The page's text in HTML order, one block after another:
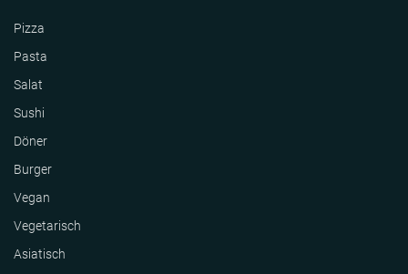
Pizza
Pasta
Salat
Sushi
Döner
Burger
Vegan
Vegetarisch
Asiatisch